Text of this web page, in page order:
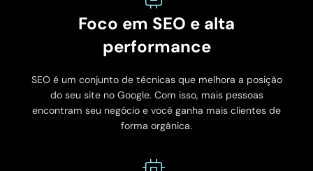
Foco em SEO e alta
performance
SEO é um conjunto de técnicas que melhora a posição
do seu site no Google. Com isso, mais pessoas
encontram seu negócio e você ganha mais clientes de
forma orgânica.